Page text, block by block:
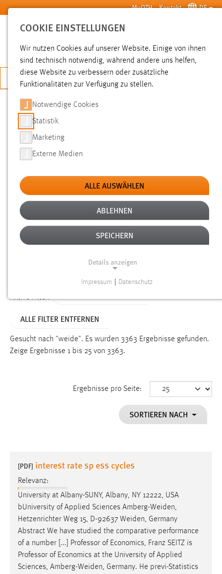
Zum Hauptinhalt springen MyOTH Kontakt DE
SUCHE
JETZT BEWERBEN
SUCHE
FILTER
Typ
Erstellungsdatum
Alter
Aktive Filter:
ALLE FILTER ENTFERNEN
Gesucht nach "weide". Es wurden 3363 Ergebnisse gefunden.
Zeige Ergebnisse 1 bis 25 von 3363.
Ergebnisse pro Seite:
SORTIEREN NACH
[PDF] interest rate sp ess cycles
Relevanz:
University at Albany-SUNY, Albany, NY 12222, USA
bUniversity of Applied Sciences Amberg-Weiden,
Hetzenrichter Weg 15, D-92637 Weiden, Germany
Abstract We have studied the comparative performance
of a number [...] Professor of Economics, Franz SEITZ is
Professor of Economics at the University of Applied
Sciences, Amberg-Weiden, Germany. He previ-Statistics
COOKIE EINSTELLUNGEN
Wir nutzen Cookies auf unserer Website. Einige von ihnen
sind technisch notwendig, während andere uns helfen,
diese Website zu verbessern oder zusätzliche
Funktionalitäten zur Verfügung zu stellen.
Notwendige Cookies
Statistik
Marketing
Externe Medien
ALLE AUSWÄHLEN
ABLEHNEN
SPEICHERN
Details anzeigen
Funktionen und sind für die einwandfreie Funktion der
Einverständnis
cookie_consent
Dieser Cookie speichert die ausgewählten Einverständnis-
Performance
Name:
Zweck:
Für performante Seitenauslieferung wird in diesem Cookie
gespeichert, ob man eingeloggt ist.
Impressum Datenschutz